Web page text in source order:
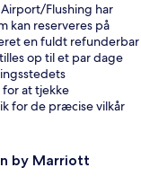
Flushing har
kan reserveres på
en fuldt refunderbar
op til et par dage
at tjekke
for de præcise vilkår
by Marriott